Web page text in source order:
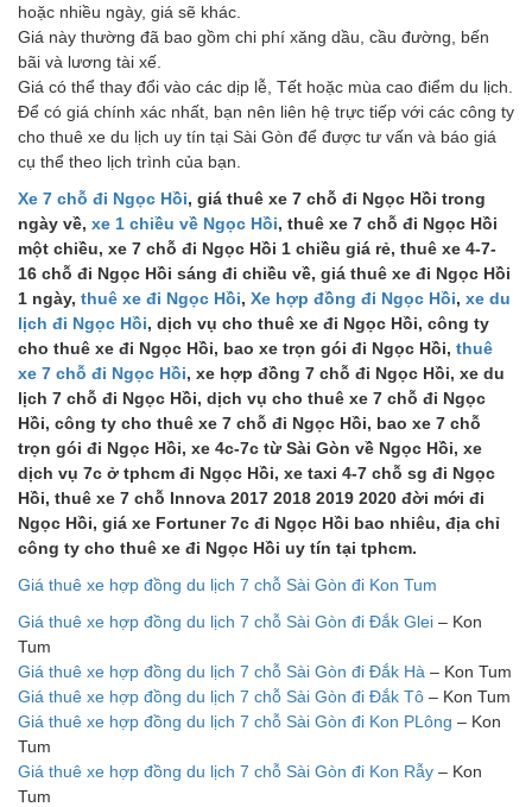
hoặc nhiều ngày, giá sẽ khác.
Giá này thường đã bao gồm chi phí xăng dầu, cầu đường, bến
bãi và lương tài xế.
Giá có thể thay đổi vào các dịp lễ, Tết hoặc mùa cao điểm du lịch.
Để có giá chính xác nhất, bạn nên liên hệ trực tiếp với các công ty
cho thuê xe du lịch uy tín tại Sài Gòn để được tư vấn và báo giá
cụ thể theo lịch trình của bạn.
Xe 7 chỗ đi Ngọc Hồi, giá thuê xe 7 chỗ đi Ngọc Hồi trong
ngày về, xe 1 chiều về Ngọc Hồi, thuê xe 7 chỗ đi Ngọc Hồi
một chiều, xe 7 chỗ đi Ngọc Hồi 1 chiều giá rẻ, thuê xe 4-7-
16 chỗ đi Ngọc Hồi sáng đi chiều về, giá thuê xe đi Ngọc Hồi
1 ngày, thuê xe đi Ngọc Hồi, Xe hợp đồng đi Ngọc Hồi, xe du
lịch đi Ngọc Hồi, dịch vụ cho thuê xe đi Ngọc Hồi, công ty
cho thuê xe đi Ngọc Hồi, bao xe trọn gói đi Ngọc Hồi, thuê
xe 7 chỗ đi Ngọc Hồi, xe hợp đồng 7 chỗ đi Ngọc Hồi, xe du
lịch 7 chỗ đi Ngọc Hồi, dịch vụ cho thuê xe 7 chỗ đi Ngọc
Hồi, công ty cho thuê xe 7 chỗ đi Ngọc Hồi, bao xe 7 chỗ
trọn gói đi Ngọc Hồi, xe 4c-7c từ Sài Gòn về Ngọc Hồi, xe
dịch vụ 7c ở tphcm đi Ngọc Hồi, xe taxi 4-7 chỗ sg đi Ngọc
Hồi, thuê xe 7 chỗ Innova 2017 2018 2019 2020 đời mới đi
Ngọc Hồi, giá xe Fortuner 7c đi Ngọc Hồi bao nhiêu, địa chỉ
công ty cho thuê xe đi Ngọc Hồi uy tín tại tphcm.
Giá thuê xe hợp đồng du lịch 7 chỗ Sài Gòn đi Kon Tum
Giá thuê xe hợp đồng du lịch 7 chỗ Sài Gòn đi Đắk Glei – Kon
Tum
Giá thuê xe hợp đồng du lịch 7 chỗ Sài Gòn đi Đắk Hà – Kon Tum
Giá thuê xe hợp đồng du lịch 7 chỗ Sài Gòn đi Đắk Tô – Kon Tum
Giá thuê xe hợp đồng du lịch 7 chỗ Sài Gòn đi Kon PLông – Kon
Tum
Giá thuê xe hợp đồng du lịch 7 chỗ Sài Gòn đi Kon Rẫy – Kon
Tum